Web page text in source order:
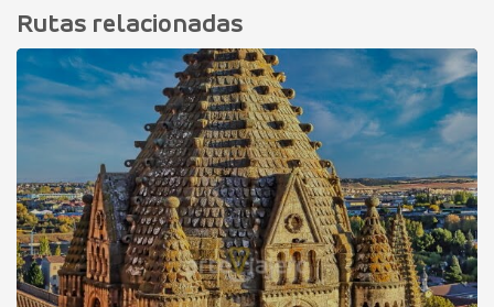
Rutas relacionadas